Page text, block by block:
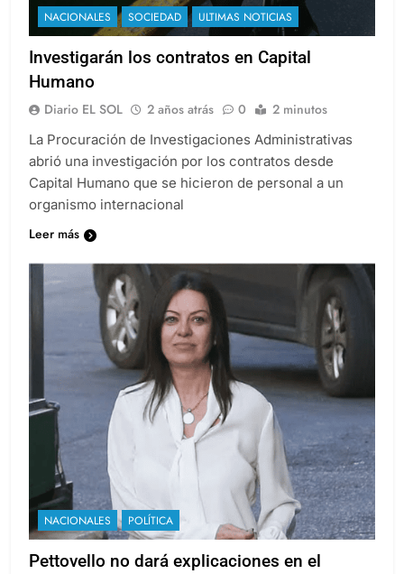
NACIONALES SOCIEDAD ULTIMAS NOTICIAS
Investigarán los contratos en Capital
Humano
Diario EL SOL 2 años atrás 0 2 minutos
La Procuración de Investigaciones Administrativas
abrió una investigación por los contratos desde
Capital Humano que se hicieron de personal a un
organismo internacional
Leer más
NACIONALES POLÍTICA
Pettovello no dará explicaciones en el